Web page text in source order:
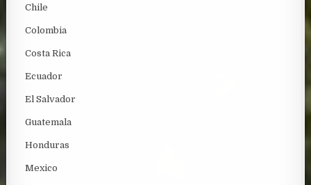
Chile
Colombia
Costa Rica
Ecuador
El Salvador
Guatemala
Honduras
Mexico